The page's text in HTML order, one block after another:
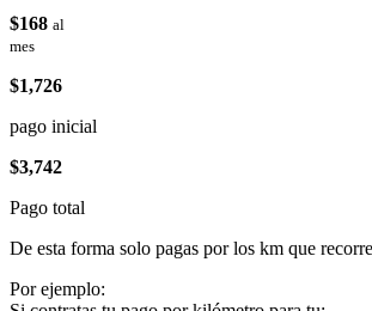
$168 al
mes
$1,726
pago inicial
$3,742
Pago total
De esta forma solo pagas por los km que
Por ejemplo: